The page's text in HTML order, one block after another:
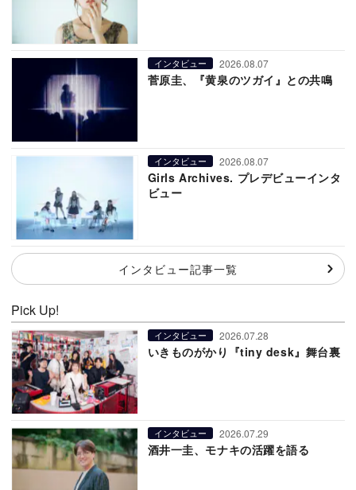
インタビュー 2026.08.07
菅原圭、『黄泉のツガイ』との共鳴
インタビュー 2026.08.07
Girls Archives. プレデビューインタ
ビュー
インタビュー記事一覧
Pick Up!
インタビュー 2026.07.28
いきものがかり『tiny desk』舞台裏
インタビュー 2026.07.29
酒井一圭、モナキの活躍を語る